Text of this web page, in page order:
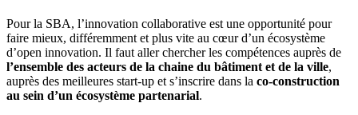
Pour la SBA, l’innovation collaborative est une opportunité pour
faire mieux, différemment et plus vite au cœur d’un écosystème
d’open innovation. Il faut aller chercher les compétences auprès de
l’ensemble des acteurs de la chaine du bâtiment et de la ville,
auprès des meilleures start-up et s’inscrire dans la co-construction
au sein d’un écosystème partenarial.